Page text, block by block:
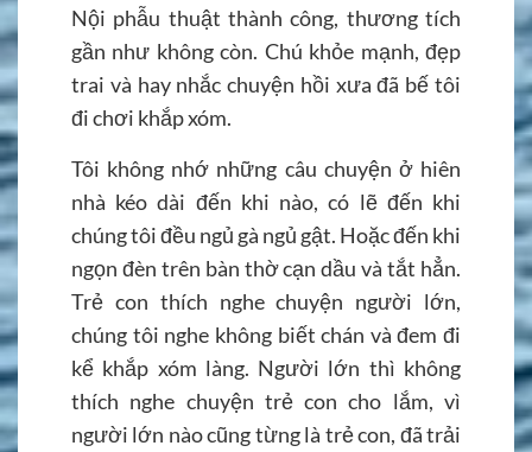
Nội phẫu thuật thành công, thương tích
gần như không còn. Chú khỏe mạnh, đẹp
trai và hay nhắc chuyện hồi xưa đã bế tôi
đi chơi khắp xóm.
Tôi không nhớ những câu chuyện ở hiên
nhà kéo dài đến khi nào, có lẽ đến khi
chúng tôi đều ngủ gà ngủ gật. Hoặc đến khi
ngọn đèn trên bàn thờ cạn dầu và tắt hẳn.
Trẻ con thích nghe chuyện người lớn,
chúng tôi nghe không biết chán và đem đi
kể khắp xóm làng. Người lớn thì không
thích nghe chuyện trẻ con cho lắm, vì
người lớn nào cũng từng là trẻ con, đã trải